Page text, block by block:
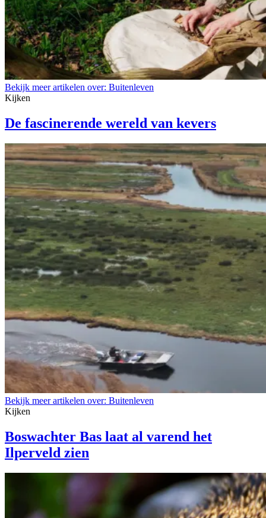
Bekijk meer artikelen over: Buitenleven
Kijken
De fascinerende wereld van kevers
Bekijk meer artikelen over: Buitenleven
Kijken
Boswachter Bas laat al varend het
Ilperveld zien